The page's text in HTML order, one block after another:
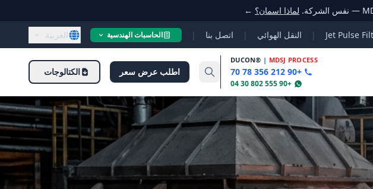
لماذا اسمان؟ ←
Jet Pulse
| النقل الهوائي | اتصل بنا | الحاسبات الهندسية العربية
DUCON® | MDSJ PROCESS
+90 212 356 78 70
+90 555 802 30 04
اطلب عرض سعر الكتالوجات